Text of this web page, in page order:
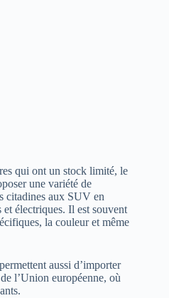
qui ont un stock limité, le
une variété de
citadines aux SUV en
électriques. Il est souvent
la couleur et même
aussi d’importer
l’Union européenne, où